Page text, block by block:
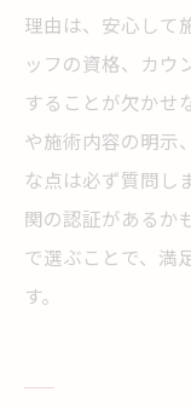
理由は、安心して
ッフの資格、カウ
することが欠かせ
や施術内容の明示
な点は必ず質問し
関の認証があるか
で選ぶことで、満
す。